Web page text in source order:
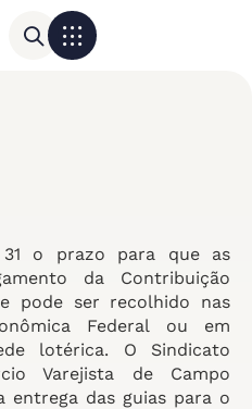
o prazo para que as
da Contribuição
pode ser recolhido nas
Federal ou em
lotérica. O Sindicato
Varejista de Campo
entrega das guias para o